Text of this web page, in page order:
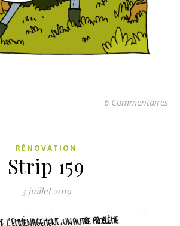
6 Commentaires
RÉNOVATION
Strip 159
3 juillet 2019